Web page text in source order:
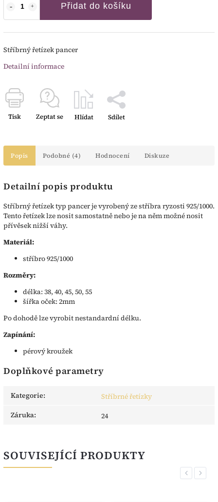
Přidat do košíku
Stříbrný řetízek pancer
Detailní informace
Tisk Zeptat se Hlídat Sdílet
Popis Podobné (4) Hodnocení Diskuze
Detailní popis produktu
Stříbrný řetízek typ pancer je vyrobený ze stříbra ryzosti 925/1000.
Tento řetízek lze nosit samostatně nebo je na něm možné nosit
přívěsek nižší váhy.
Materiál:
stříbro 925/1000
Rozměry:
délka: 38, 40, 45, 50, 55
šířka oček: 2mm
Po dohodě lze vyrobit nestandardní délku.
Zapínání:
pérový kroužek
Doplňkové parametry
Kategorie:
Stříbrné řetízky
Záruka: 24
SOUVISEJÍCÍ PRODUKTY
Previous
Next